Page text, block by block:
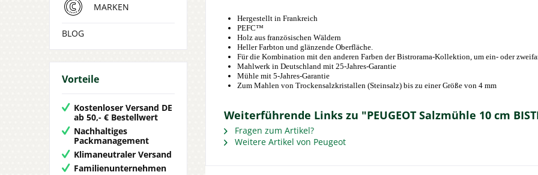
MARKEN
BLOG
Vorteile
Kostenloser Versand DE
ab 50,- € Bestellwert
Nachhaltiges
Packmanagement
Klimaneutraler Versand
Familienunternehmen
Hergestellt in Frankreich
PEFC™
Holz aus französischen Wäldern
Heller Farbton und glänzende Oberfläche.
Für die Kombination mit den anderen Farben der Bistrorama-Kollektion, um ein- oder
Mahlwerk in Deutschland mit 25-Jahres-Garantie
Mühle mit 5-Jahres-Garantie
Zum Mahlen von Trockensalzkristallen (Steinsalz) bis zu einer Größe von 4 mm
Weiterführende Links zu "PEUGEOT Salzmühle 10 cm
Fragen zum Artikel?
Weitere Artikel von Peugeot